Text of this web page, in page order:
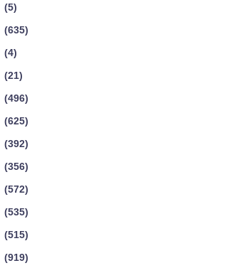
(5)
(635)
(4)
(21)
(496)
(625)
(392)
(356)
(572)
(535)
(515)
(919)